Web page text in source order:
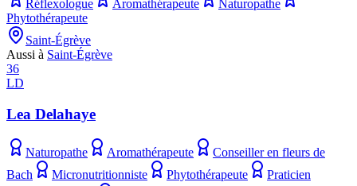
Réflexologue Aromathérapeute
Naturopathe
Phytothérapeute
Saint-Égrève
Aussi à Saint-Égrève
36
LD
Lea Delahaye
Naturopathe Aromathérapeute
Conseiller en fleurs de
Bach
Micronutritionniste Phytothérapeute
Praticien